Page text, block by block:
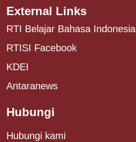
External Links
RTI Belajar Bahasa Indonesia
RTISI Facebook
KDEI
Antaranews
Hubungi
Hubungi kami